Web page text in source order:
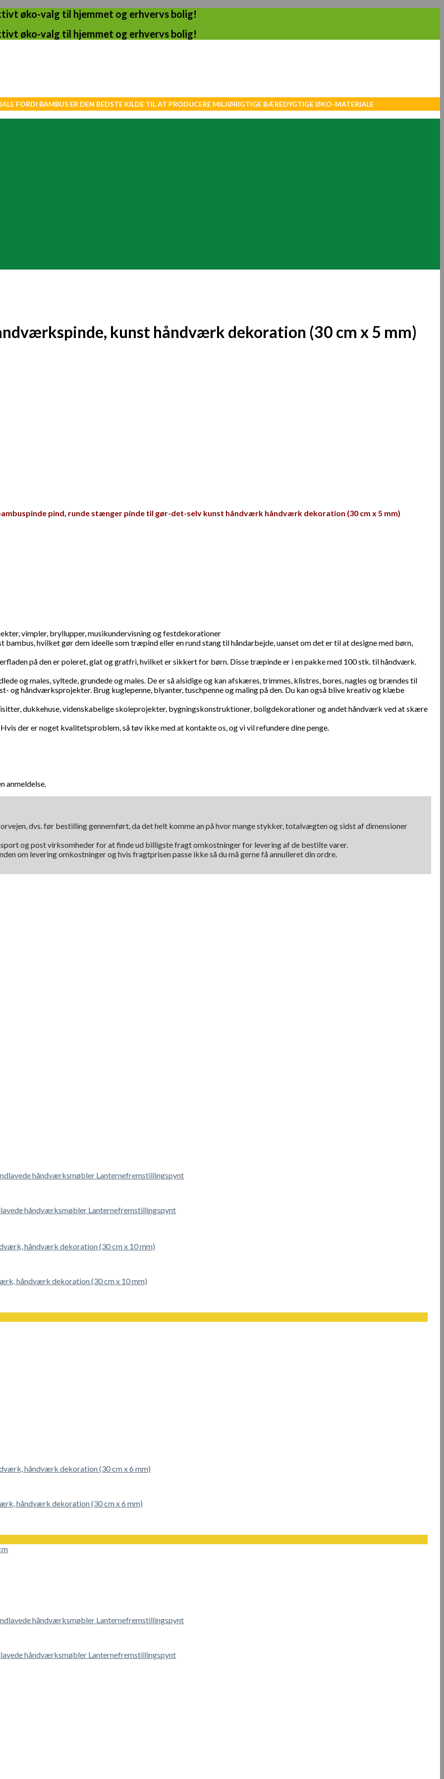
øko-valg til hjemmet og erhvervs bolig!
øko-valg til hjemmet og erhvervs bolig!
FORDI BAMBUS ER DEN BEDSTE KILDE TIL AT PRODUCERE MILJØRIGTIGE BÆREDYGTIGE ØKO-MATERIALE
kunst håndværk dekoration (30 cm x 5 mm)
pind, runde stænger pinde til gør-det-selv kunst håndværk håndværk dekoration (30 cm x 5 mm)
vimpler, bryllupper, musikundervisning og festdekorationer
hvilket gør dem ideelle som træpind eller en rund stang til håndarbejde, uanset om det er til at designe med børn,
på den er poleret, glat og gratfri, hvilket er sikkert for børn. Disse træpinde er i en pakke med 100 stk. til håndværk.
og males, syltede, grundede og males. De er så alsidige og kan afskæres, trimmes, klistres, bores, nagles og brændes til
og håndværksprojekter. Brug kuglepenne, blyanter, tuschpenne og maling på den. Du kan også blive kreativ og klæbe
dukkehuse, videnskabelige skoleprojekter, bygningskonstruktioner, boligdekorationer og andet håndværk ved at skære
der er noget kvalitetsproblem, så tøv ikke med at kontakte os, og vi vil refundere dine penge.
anmeldelse.
dvs. før bestilling gennemført, da det helt komme an på hvor mange stykker, totalvægten og sidst af dimensioner
og post virksomheder for at finde ud billigste fragt omkostninger for levering af de bestilte varer.
om levering omkostninger og hvis fragtprisen passe ikke så du må gerne få annulleret din ordre.
håndværksmøbler Lanternefremstillingspynt
håndværk dekoration (30 cm x 10 mm)
håndværk dekoration (30 cm x 6 mm)
håndværksmøbler Lanternefremstillingspynt